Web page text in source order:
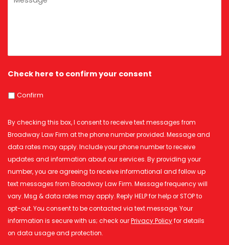
Check here to confirm your consent
Confirm
By checking this box, I consent to receive text messages from
Broadway Law Firm at the phone number provided. Message and
data rates may apply. Include your phone number to receive
updates and information about our services. By providing your
number, you are agreeing to receive informational and follow up
text messages from Broadway Law Firm. Message frequency will
vary. Msg & data rates may apply. Reply HELP for help or STOP to
opt-out. You consent to be contacted via text message. Your
information is secure with us; check ourPrivacy Policyfor details
on data usage and protection.